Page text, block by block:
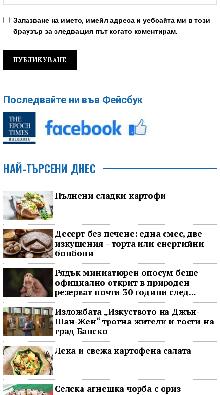
Запазване на името, имейл адреса и уебсайта ми в този
браузър за следващия път когато коментирам.
Последвайте ни във Фейсбук
НАЙ-ТЪРСЕНИ ДНЕС
Пълнени сладки картофи
Десерт без печене: една смес, две
изкушения – торта или енергийни
бонбони
Рядък миниатюрен опосум беше
официално открит в природен
резерват почти 30 години след
последното му наблюдение
Изложбата „Изкуството на Джън-
Шан-Жен“ трогна жители и гости на
град Банско
Лека и свежа картофена салата
Селска агнешка чорба с ориз